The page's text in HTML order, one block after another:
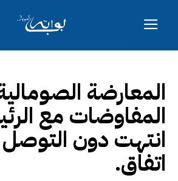
المعارضة
المفاوضات مع
انتهت دون التوصل
اتفاق.